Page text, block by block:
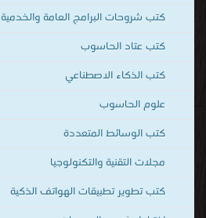
كتب شروحات البرامج العامة والخدمية
كتب عتاد الحاسوب
كتب الذكاء الاصطناعي
علوم الحاسوب
كتب الوسائط المتعددة
مجلات التقنية والتكنولوجيا
كتب تطوير تطبيقات الهواتف الذكية